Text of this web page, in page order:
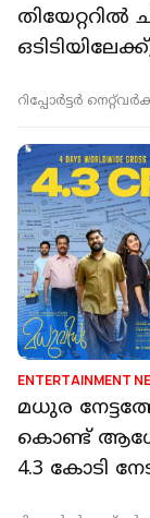
തിയേറ്ററിൽ
റിപ്പോർട്ടർ
ENTERTAINMENT
മധുര
കൊണ്ട്
4.3 കോടി